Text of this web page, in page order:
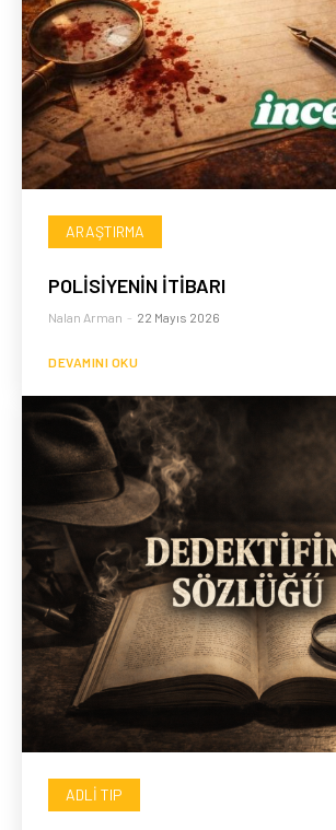
ARAŞTIRMA
POLİSİYENİN İTİBARI
Nalan Arman - 22 Mayıs 2026
DEVAMINI OKU
ADLI TIP